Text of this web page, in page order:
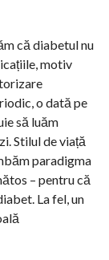
că diabetul nu
motiv
o dată pe
să luăm
Stilul de viață
paradigma
– pentru că
La fel, un